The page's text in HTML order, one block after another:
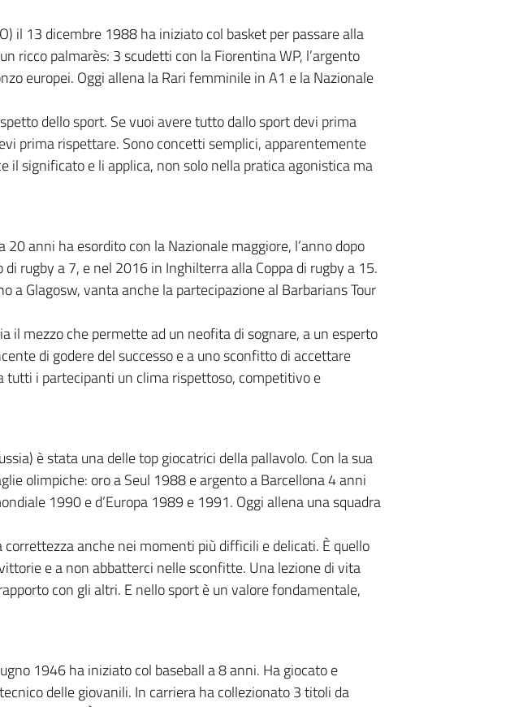
il 13 dicembre 1988 ha iniziato col basket per passare alla
ricco palmarès: 3 scudetti con la Fiorentina WP, l’argento
europei. Oggi allena la Rari femminile in A1 e la Nazionale
dello sport. Se vuoi avere tutto dallo sport devi prima
prima rispettare. Sono concetti semplici, apparentemente
il significato e li applica, non solo nella pratica agonistica ma
anni ha esordito con la Nazionale maggiore, l’anno dopo
rugby a 7, e nel 2016 in Inghilterra alla Coppa di rugby a 15.
a Glagosw, vanta anche la partecipazione al Barbarians Tour
il mezzo che permette ad un neofita di sognare, a un esperto
di godere del successo e a uno sconfitto di accettare
tutti i partecipanti un clima rispettoso, competitivo e
è stata una delle top giocatrici della pallavolo. Con la sua
olimpiche: oro a Seul 1988 e argento a Barcellona 4 anni
1990 e d’Europa 1989 e 1991. Oggi allena una squadra
correttezza anche nei momenti più difficili e delicati. È quello
e a non abbatterci nelle sconfitte. Una lezione di vita
con gli altri. E nello sport è un valore fondamentale,
1946 ha iniziato col baseball a 8 anni. Ha giocato e
delle giovanili. In carriera ha collezionato 3 titoli da